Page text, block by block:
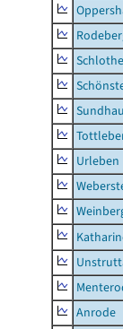
Urleben
Anrode